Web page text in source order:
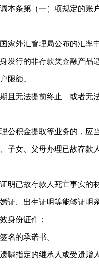
条第（一）项规定的账
外汇管理局公布的汇率
行的非存款类金融产品
限额。
无法提前终止，或者无
积金提取等业务的，应
女、父母办理已故存款
已故存款人死亡事实的
、出生证明等能够证明
份证件；
的承诺书。
指定的继承人或受遗赠